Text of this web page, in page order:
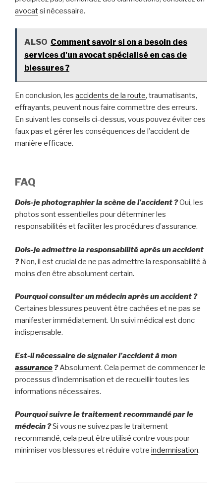
avocatsi nécessaire.
ALSO Comment savoir si on a besoin des
services d'un avocat spécialisé en cas de
blessures ?
En conclusion, les accidents de la route, traumatisants,
effrayants, peuvent nous faire commettre des erreurs.
En suivant les conseils ci-dessus, vous pouvez éviter ces
faux pas et gérer les conséquences de l’accident de
manière efficace.
FAQ
Dois-je photographier la scène de l’accident ?Oui, les
photos sont essentielles pour déterminer les
responsabilités et faciliter les procédures d’assurance.
Dois-je admettre la responsabilité après un accident
?Non, il est crucial de ne pas admettre la responsabilité à
moins d’en être absolument certain.
Pourquoi consulter un médecin après un accident ?
Certaines blessures peuvent être cachées et ne pas se
manifester immédiatement. Un suivi médical est donc
indispensable.
Est-il nécessaire de signaler l’accident à mon
assurance?Absolument. Cela permet de commencer le
processus d’indemnisation et de recueillir toutes les
informations nécessaires.
Pourquoi suivre le traitement recommandé par le
médecin ?Si vous ne suivez pas le traitement
recommandé, cela peut être utilisé contre vous pour
minimiser vos blessures et réduire votre indemnisation.